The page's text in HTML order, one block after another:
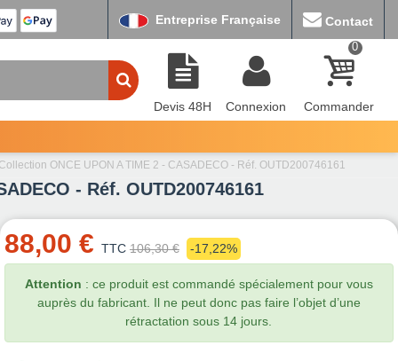
Entreprise Française Contact
Devis 48H Connexion
0
Commander
ONCE UPON A TIME 2 - CASADECO - Réf. OUTD200746161
- Réf. OUTD200746161
88,00 € TTC 106,30 € -17,22%
Attention : ce produit est commandé spécialement pour vous
auprès du fabricant. Il ne peut donc pas faire l’objet d’une
rétractation sous 14 jours.